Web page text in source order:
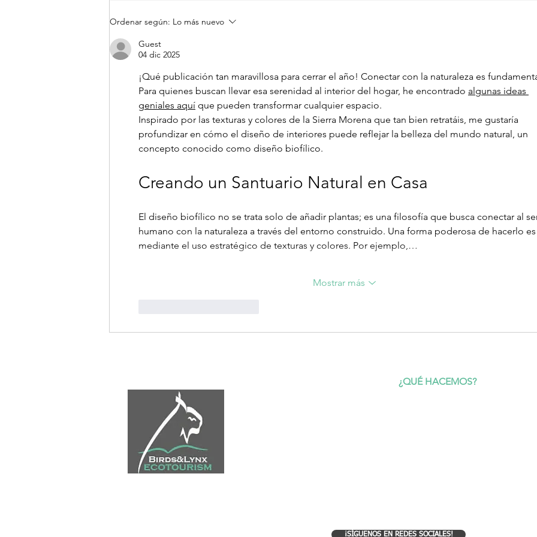
LA CONSERVACIÓN DE
ESPECIES Y EL TURISMO
DE OBSERVACIÓN COMO
FUENTE DE RIQUEZA EN
Ordenar según: Lo más nuevo
Guest
04 dic 2025
¡Qué publicación tan maravillosa para cerrar el año! Conectar con la naturaleza es
Para quienes buscan llevar esa serenidad al interior del hogar, he encontrado algunas ideas
geniales aquí que pueden transformar cualquier espacio.
Inspirado por las texturas y colores de la Sierra Morena que tan bien retratáis, me gustaría
profundizar en cómo el diseño de interiores puede reflejar la belleza del mundo natural, un
concepto conocido como diseño biofílico.
Creando un Santuario Natural en Casa
El diseño biofílico no se trata solo de añadir plantas; es una filosofía que busca conectar al
humano con la naturaleza a través del entorno construido. Una forma poderosa de hacerlo es
mediante el uso estratégico de texturas y colores. Por ejemplo,…
Mostrar más
¿QUÉ HACEMOS?
¡SÍGUENOS EN REDES SOCIALES!